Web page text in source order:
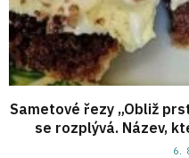
Sametové řezy „Obliž
se rozplývá. Název,
6.